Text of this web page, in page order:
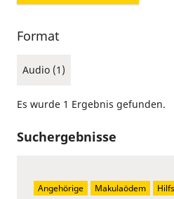
Format
Audio (1)
Es wurde 1 Ergebnis gefunden.
Suchergebnisse
Angehörige Makulaödem